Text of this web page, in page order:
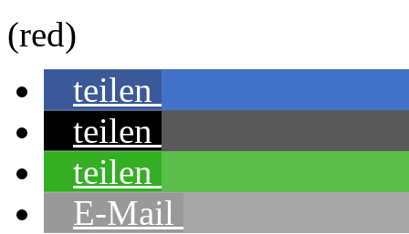
(red)
teilen
teilen
teilen
E-Mail